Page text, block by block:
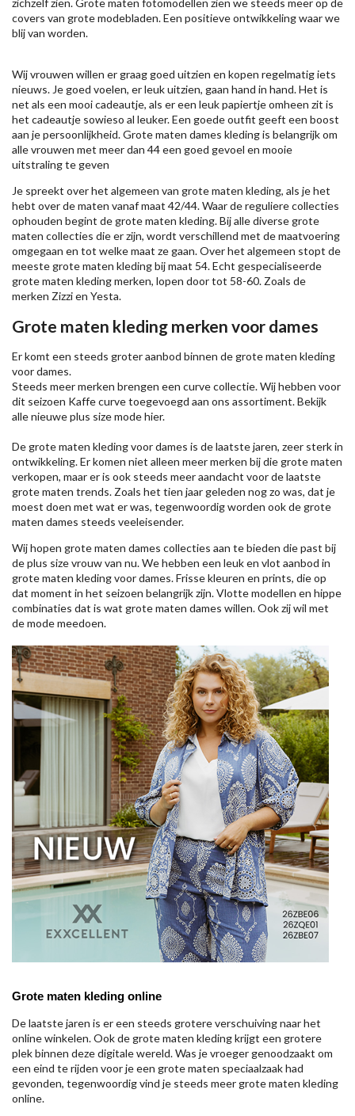
covers van grote modebladen. Een positieve ontwikkeling waar we
blij van worden.
Wij vrouwen willen er graag goed uitzien en kopen regelmatig iets
nieuws. Je goed voelen, er leuk uitzien, gaan hand in hand. Het is
net als een mooi cadeautje, als er een leuk papiertje omheen zit is
het cadeautje sowieso al leuker. Een goede outfit geeft een boost
aan je persoonlijkheid. Grote maten dames kleding is belangrijk om
alle vrouwen met meer dan 44 een goed gevoel en mooie
uitstraling te geven
Je spreekt over het algemeen van grote maten kleding, als je het
hebt over de maten vanaf maat 42/44. Waar de reguliere collecties
ophouden begint de grote maten kleding. Bij alle diverse grote
maten collecties die er zijn, wordt verschillend met de maatvoering
omgegaan en tot welke maat ze gaan. Over het algemeen stopt de
meeste grote maten kleding bij maat 54. Echt gespecialiseerde
grote maten kleding merken, lopen door tot 58-60. Zoals de
merken Zizzien Yesta.
Grote maten kleding merken voor dames
Er komt een steeds groter aanbod binnen de grote maten kleding
voor dames.
Steeds meer merken brengen een curve collectie. Wij hebben voor
dit seizoen Kaffecurve toegevoegd aan ons assortiment. Bekijk
alle nieuweplus size modehier.
De grote maten kleding voor dames is de laatste jaren, zeer sterk in
ontwikkeling. Er komen niet alleen meer merken bij die grote maten
verkopen, maar er is ook steeds meer aandacht voor de laatste
grote maten trends. Zoals het tien jaar geleden nog zo was, dat je
moest doen met wat er was, tegenwoordig worden ook de grote
maten dames steeds veeleisender.
Wij hopen grote maten dames collecties aan te bieden die past bij
de plus size vrouw van nu. We hebben een leuk en vlot aanbod in
grote maten kleding voor dames. Frisse kleuren en prints, die op
dat moment in het seizoen belangrijk zijn. Vlotte modellen en hippe
combinaties dat is wat grote maten dames willen. Ook zij wil met
de mode meedoen.
Grote maten kleding online
De laatste jaren is er een steeds grotere verschuiving naar het
online winkelen. Ook de grote maten kleding krijgt een grotere
plek binnen deze digitale wereld. Was je vroeger genoodzaakt om
een eind te rijden voor je een grote maten speciaalzaak had
gevonden, tegenwoordig vind je steeds meer grote maten kleding
online.